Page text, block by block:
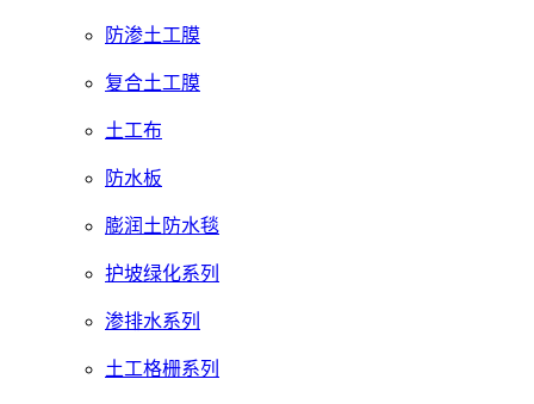
防渗土工膜
复合土工膜
土工布
防水板
膨润土防水毯
护坡绿化系列
渗排水系列
土工格栅系列